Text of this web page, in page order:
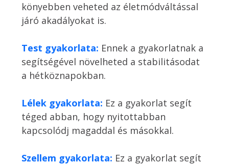
könyebben veheted az életmódváltással
járó akadályokat is.
Test gyakorlata: Ennek a gyakorlatnak a
segítségével növelheted a stabilitásodat
a hétköznapokban.
Lélek gyakorlata: Ez a gyakorlat segít
téged abban, hogy nyitottabban
kapcsolódj magaddal és másokkal.
Szellem gyakorlata: Ez a gyakorlat segít